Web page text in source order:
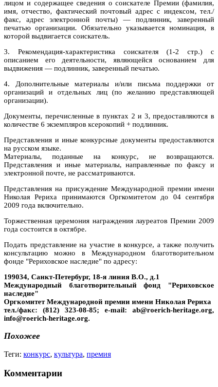
лицом и содержащее сведения о соискателе Премии (фамилия,
имя, отчество, фактический почтовый адрес с индексом, тел./
факс, адрес электронной почты) — подлинник, заверенный
печатью организации. Обязательно указывается номинация, в
которой выдвигается соискатель.
3. Рекомендация-характеристика соискателя (1-2 стр.) с
описанием его деятельности, являющейся основанием для
выдвижения — подлинник, заверенный печатью.
4. Дополнительные материалы и/или письма поддержки от
организаций и отдельных лиц (по желанию представляющей
организации).
Документы, перечисленные в пунктах 2 и 3, предоставляются в
количестве 6 экземпляров ксерокопий + подлинник.
Представления и иные конкурсные документы предоставляются
на русском языке.
Материалы, поданные на конкурс, не возвращаются.
Представления и иные материалы, направленные по факсу и
электронной почте, не рассматриваются.
Представления на присуждение Международной премии имени
Николая Рериха принимаются Оргкомитетом до 04 сентября
2009 года включительно.
Торжественная церемония награждения лауреатов Премии 2009
года состоится в октябре.
Подать представление на участие в конкурсе, а также получить
консультацию можно в Международном благотворительном
фонде "Рериховское наследие" по адресу:
199034, Санкт-Петербург, 18-я линия В.О., д.1
Международный благотворительный фонд "Рериховское
наследие"
Оргкомитет Международной премии имени Николая Рериха
тел./факс: (812) 323-08-85; e-mail: ab@roerich-heritage.org,
info@roerich-heritage.org.
Похожее
Теги: конкурс, культура, премия
Комментарии